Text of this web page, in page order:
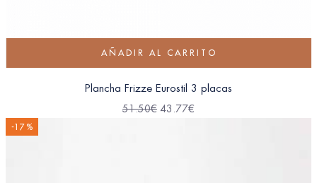
AÑADIR AL CARRITO
Plancha Frizze Eurostil 3 placas
51.50€ 43.77€
-17 %